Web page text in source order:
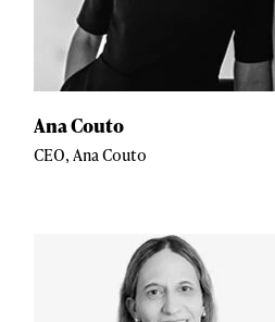
Ana Couto
CEO, Ana Couto